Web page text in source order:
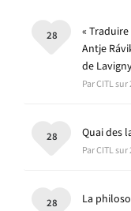
«
Antje
de
Par CITL
28
Quai des
Par CITL
28
La
28